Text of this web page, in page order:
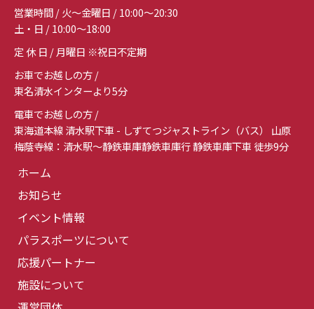
営業時間 / 火～金曜日 / 10:00～20:30
土・日 / 10:00～18:00
定 休 日 / 月曜日 ※祝日不定期
お車でお越しの方 /
東名清水インターより5分
電車でお越しの方 /
東海道本線 清水駅下車 - しずてつジャストライン（バス） 山原
梅蔭寺線：清水駅～静鉄車庫静鉄車庫行 静鉄車庫下車 徒歩9分
ホーム
お知らせ
イベント情報
パラスポーツについて
応援パートナー
施設について